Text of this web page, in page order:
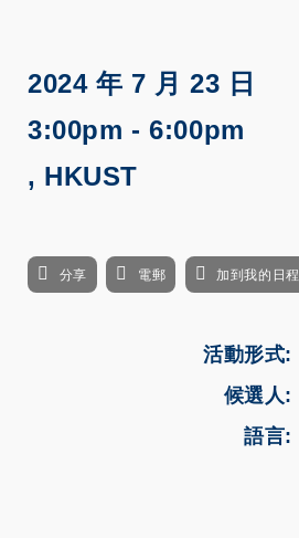
2024 年 7 月 23 日
3:00pm - 6:00pm
, HKUST
分享 電郵 加到我的日程
活動形式
候選人
語言